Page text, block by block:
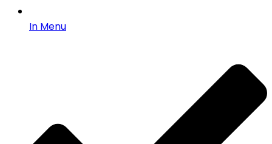
In Menu